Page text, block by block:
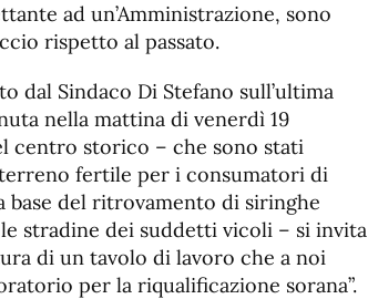
ad un’Amministrazione, sono
rispetto al passato.
dal Sindaco Di Stefano sull’ultima
nella mattina di venerdì 19
centro storico – che sono stati
fertile per i consumatori di
base del ritrovamento di siringhe
stradine dei suddetti vicoli – si invita
di un tavolo di lavoro che a noi
per la riqualificazione sorana”.